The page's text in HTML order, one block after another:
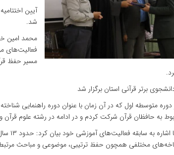
آیین
شد.
محمد امین
فعالیت‌های
مسیر حفظ
برتر قرآنی استان برگزار شد
دوره متوسطه اول که در آن زمان با عنوان دوره راهنمایی
به حافظان قرآن شرکت کردم و در ادامه در رشته علوم
مختلفی همچون حفظ ترتیبی، موضوعی و مباحث مرتبط